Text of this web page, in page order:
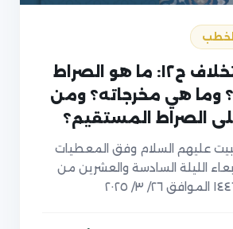
مقام الاستخلاف ح١٢: ما هو الصراط
وما هي مخرجاته؟ ومن
الصراط المستقيم؟
عليهم السلام وفق المعطيات
ح٢٤) الأربعاء الليلة السادسة والعشرين من